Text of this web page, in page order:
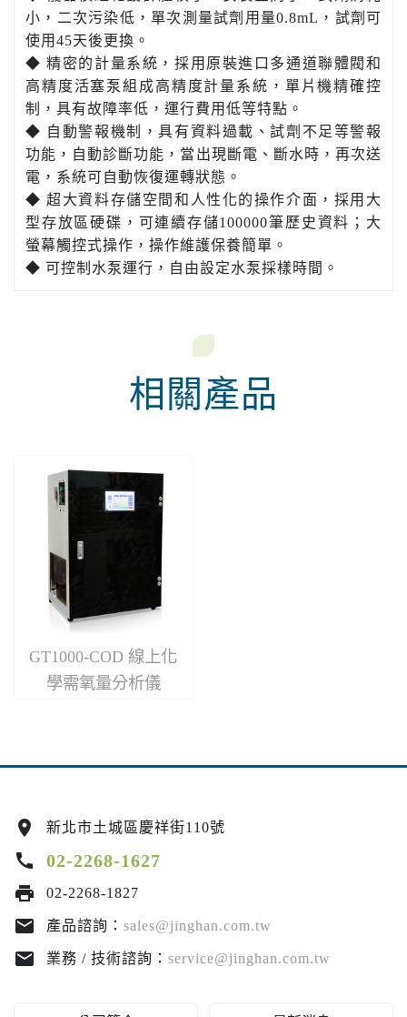
小，二次污染低，單次測量試劑用量0.8mL，試劑可
使用45天後更換。
◆ 精密的計量系統，採用原裝進口多通道聯體閥和
高精度活塞泵組成高精度計量系統，單片機精確控
制，具有故障率低，運行費用低等特點。
◆ 自動警報機制，具有資料過載、試劑不足等警報
功能，自動診斷功能，當出現斷電、斷水時，再次送
電，系統可自動恢復運轉狀態。
◆ 超大資料存儲空間和人性化的操作介面，採用大
型存放區硬碟，可連續存儲100000筆歷史資料；大
螢幕觸控式操作，操作維護保養簡單。
◆ 可控制水泵運行，自由設定水泵採樣時間。
相關產品
GT1000-COD 線上化
學需氧量分析儀
location_on 新北市土城區慶祥街110號
call 02-2268-1627
print 02-2268-1827
email 產品諮詢： sales@jinghan.com.tw
email 業務 / 技術諮詢： service@jinghan.com.tw